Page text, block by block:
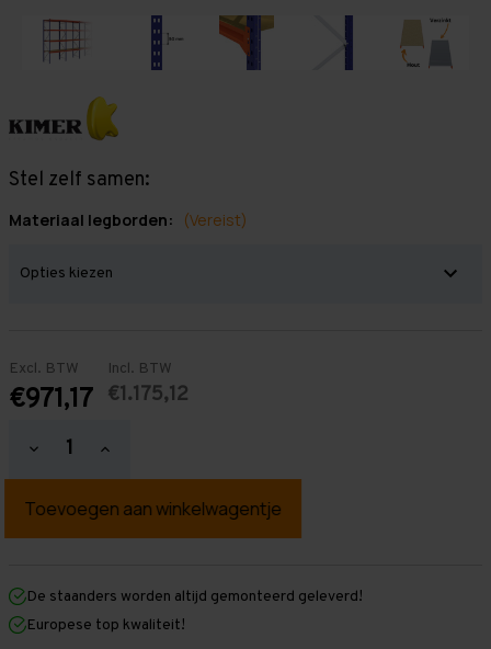
Stel zelf samen:
Materiaal legborden: (Vereist)
Excl. BTW
€971,17
Incl. BTW
€1.175,12
Hoeveelheid
verlagen
Grootvakstelling
mm
mm
x
800
Hoeveelheid
verhogen
Grootvakstelling
mm
mm
800
De staanders worden altijd gemonteerd geleverd!
Europese top kwaliteit!